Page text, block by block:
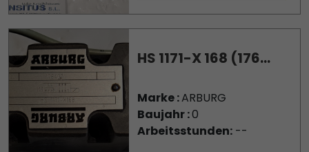
HS 1171-X 168 (176...
Marke :ARBURG
Baujahr :0
Arbeitsstunden:--